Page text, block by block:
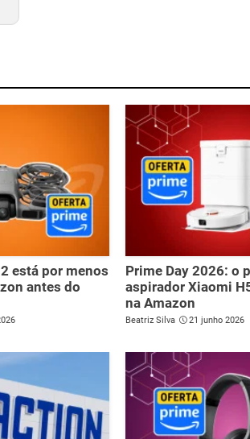
está por menos
antes do
Prime Day 2026: o
aspirador Xiaomi
na Amazon
Beatriz Silva 21 junho 2026